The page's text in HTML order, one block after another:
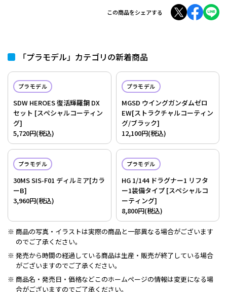
この商品をシェアする
「プラモデル」カテゴリの新着商品
プラモデル
SDW HEROES 復活輝羅鋼 DX
セット [スペシャルコーティン
グ]
5,720円(税込)
プラモデル
MGSD ウイングガンダムゼロ
EW[ストラクチャルコーティン
グ/ブラック]
12,100円(税込)
プラモデル
30MS SIS-F01 ディルミア[カラ
ーB]
3,960円(税込)
プラモデル
HG 1/144 ドラグナー1 リフタ
ー1装備タイプ [スペシャルコ
ーティング]
8,800円(税込)
商品の写真・イラストは実際の商品と一部異なる場合がございます
のでご了承ください。
発売から時間の経過している商品は生産・販売が終了している場合
がございますのでご了承ください。
商品名・発売日・価格などこのホームページの情報は変更になる場
合がございますのでご了承ください。